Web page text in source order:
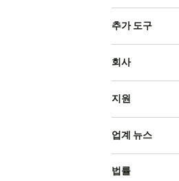
추가 도구
회사
지원
업계 뉴스
법률